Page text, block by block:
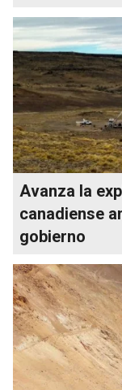
Avanza la
canadiense
gobierno